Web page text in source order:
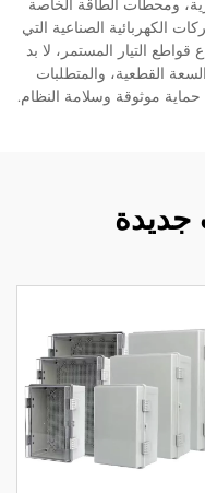
ومحطات الطاقة الخاصة
الكهربائية الصناعية التي
قواطع التيار المستمر، لا بد
القطعية، والمتطلبات
حماية موثوقة وسلامة النظام.
جديدة